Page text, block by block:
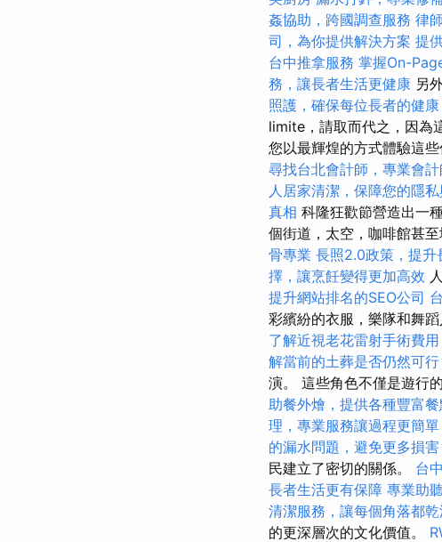
姦協助，跨國調查服務 律
司，為你提供解決方案 提
台中推拿服務 掌握On-
務，讓長者生活更健康 另
照護，確保每位長者的健康
limite，請取而代之，因為
您以最輝煌的方式體驗這
尋找台北會計師，專業會
人居家清潔，保障您的隱
真相 科隆狂歡節營造出一
個街道，太空，咖啡館甚
骨專業 長照2.0政策，提升
擇，讓烹飪變得更加高效
提升網站排名的SEO公司
彩繽紛的衣服，樂隊和舞
了解近視老花雷射手術費
解當前的土葬是否仍然可行
演。 這些角色不僅是遊行
助餐外燴，提供各種豐富
理，專業服務讓過程更簡單
的漏水問題，避免更多損害
民建立了密切的關係。 台
長者生活更有保障 專業助
清潔服務，讓每個角落都
的更深層次的文化價值。